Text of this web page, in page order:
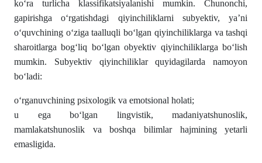
ko‘ra turlicha klassifikatsiyalanishi mumkin. Chunonchi,
gapirishga o‘rgatishdagi qiyinchiliklarni subyektiv, ya’ni
o‘quvchining o‘ziga taalluqli bo‘lgan qiyinchiliklarga va tashqi
sharoitlarga bog‘liq bo‘lgan obyektiv qiyinchiliklarga bo‘lish
mumkin. Subyektiv qiyinchiliklar quyidagilarda namoyon
bo‘ladi:
o‘rganuvchining psixologik va emotsional holati;
u ega bo‘lgan lingvistik, madaniyatshunoslik,
mamlakatshunoslik va boshqa bilimlar hajmining yetarli
emasligida.